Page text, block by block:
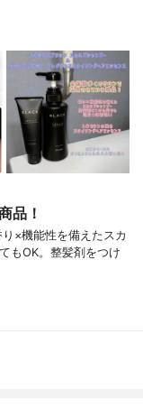
品！
×機能性を備えたスカ
もOK。整髪剤をつけ